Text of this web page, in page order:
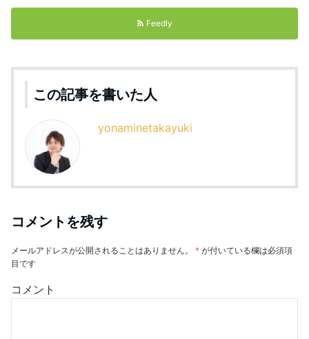
Feedly
この記事を書いた人
yonaminetakayuki
コメントを残す
メールアドレスが公開されることはありません。 * が付いている欄は必須項
目です
コメント